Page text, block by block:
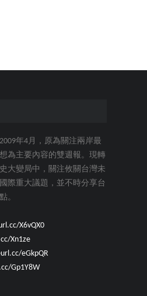
年4月，原為關注兩岸最
為主要內容的雙週報。現轉
大變局中，關注攸關台灣未
際重大議題，並不時分享台
。
X6vQX0
Xn1ze
eGkpQR
Gp1Y8W